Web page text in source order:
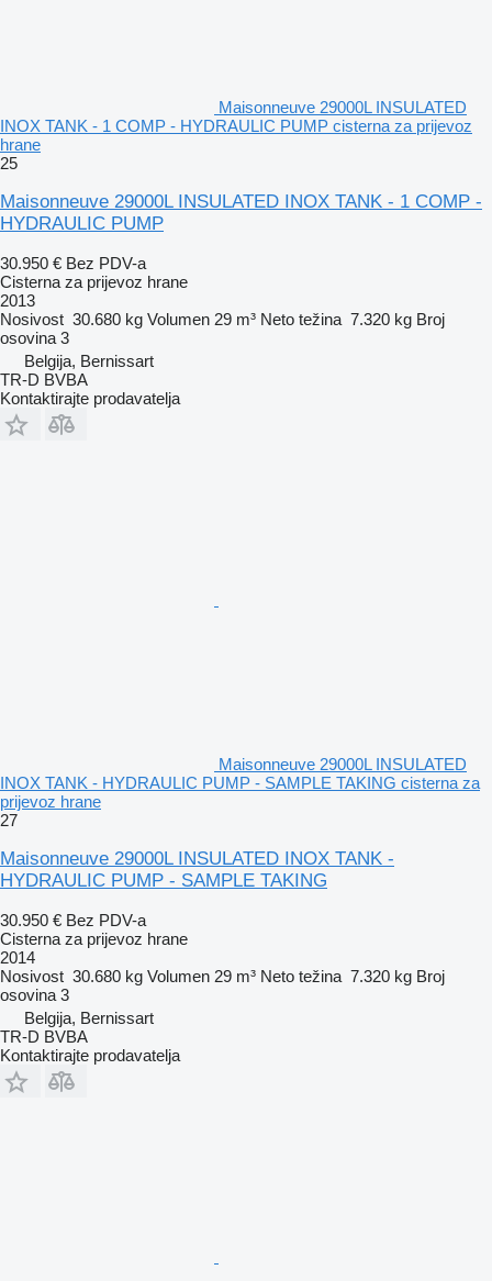
Maisonneuve 29000L INSULATED
INOX TANK - 1 COMP - HYDRAULIC PUMP cisterna za prijevoz
hrane
25
Maisonneuve 29000L INSULATED INOX TANK - 1 COMP -
HYDRAULIC PUMP
30.950 € Bez PDV-a
Cisterna za prijevoz hrane
2013
Nosivost 30.680 kg Volumen 29 m³ Neto težina 7.320 kg Broj
osovina 3
Belgija, Bernissart
TR-D BVBA
Kontaktirajte prodavatelja
Maisonneuve 29000L INSULATED
INOX TANK - HYDRAULIC PUMP - SAMPLE TAKING cisterna za
prijevoz hrane
27
Maisonneuve 29000L INSULATED INOX TANK -
HYDRAULIC PUMP - SAMPLE TAKING
30.950 € Bez PDV-a
Cisterna za prijevoz hrane
2014
Nosivost 30.680 kg Volumen 29 m³ Neto težina 7.320 kg Broj
osovina 3
Belgija, Bernissart
TR-D BVBA
Kontaktirajte prodavatelja